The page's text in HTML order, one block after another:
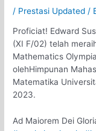
/ Prestasi Updated /
Proficiat! Edward
(XI F/02) telah
Mathematics
olehHimpunan
Matematika
2023.
Ad Maiorem Dei